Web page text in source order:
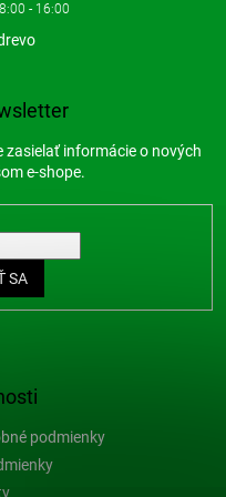
podmienky
zasielať informácie o nových
e-shope.
SA